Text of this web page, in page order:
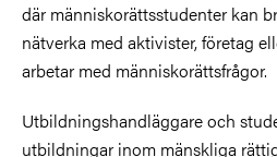
där människorättsstudenter kan
nätverka med aktivister, företag
arbetar med människorättsfrågor.
Utbildningshandläggare och
utbildningar inom mänskliga